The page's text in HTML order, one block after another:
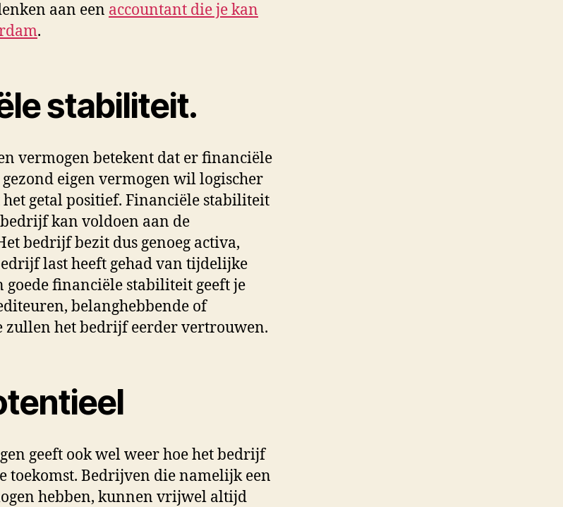
aan een accountant die je kan
.
stabiliteit.
vermogen betekent dat er financiële
eigen vermogen wil logischer
het getal positief. Financiële stabiliteit
kan voldoen aan de
bedrijf bezit dus genoeg activa,
last heeft gehad van tijdelijke
goede financiële stabiliteit geeft je
belanghebbende of
zullen het bedrijf eerder vertrouwen.
geeft ook wel weer hoe het bedrijf
toekomst. Bedrijven die namelijk een
hebben, kunnen vrijwel altijd